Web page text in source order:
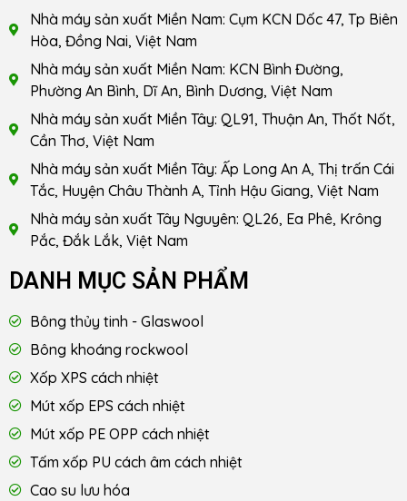
Nhà máy sản xuất Miền Nam: Cụm KCN Dốc 47, Tp Biên
Hòa, Đồng Nai, Việt Nam
Nhà máy sản xuất Miền Nam: KCN Bình Đường,
Phường An Bình, Dĩ An, Bình Dương, Việt Nam
Nhà máy sản xuất Miền Tây: QL91, Thuận An, Thốt Nốt,
Cần Thơ, Việt Nam
Nhà máy sản xuất Miền Tây: Ấp Long An A, Thị trấn Cái
Tắc, Huyện Châu Thành A, Tỉnh Hậu Giang, Việt Nam
Nhà máy sản xuất Tây Nguyên: QL26, Ea Phê, Krông
Pắc, Đắk Lắk, Việt Nam
DANH MỤC SẢN PHẨM
Bông thủy tinh - Glaswool
Bông khoáng rockwool
Xốp XPS cách nhiệt
Mút xốp EPS cách nhiệt
Mút xốp PE OPP cách nhiệt
Tấm xốp PU cách âm cách nhiệt
Cao su lưu hóa